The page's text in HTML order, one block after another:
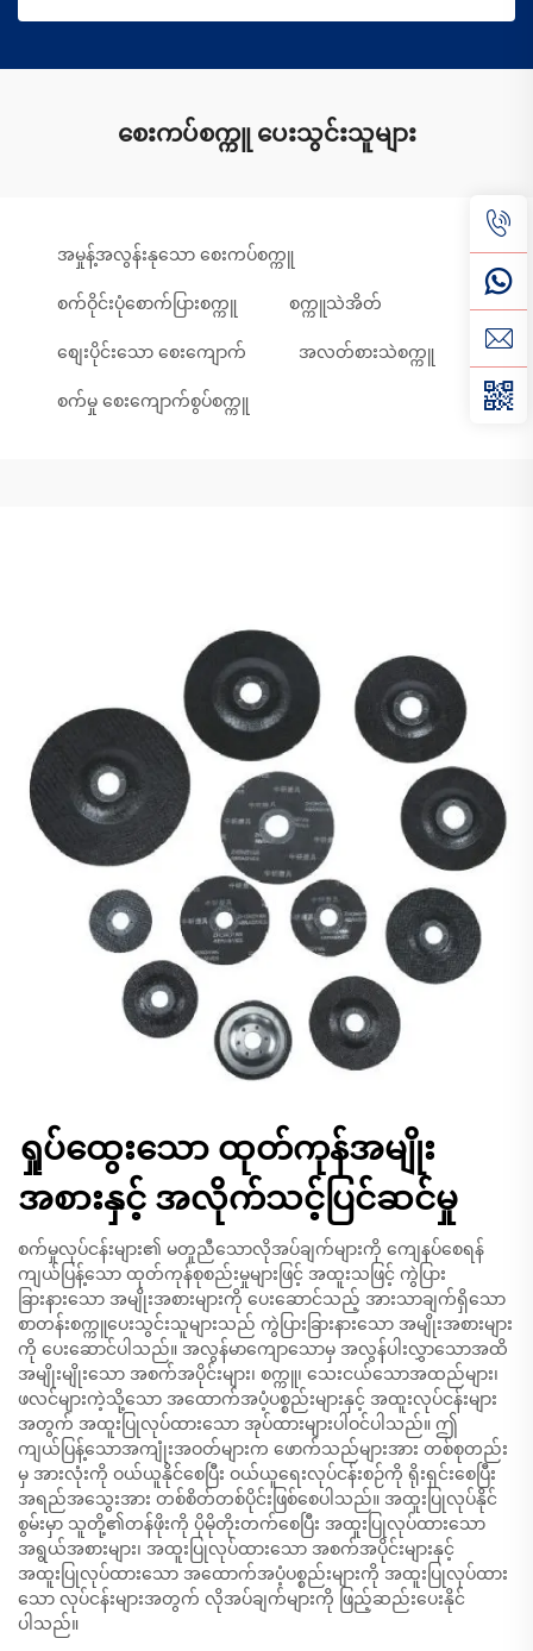
စေးကပ်စက္ကူ ပေးသွင်းသူများ
အမှုန့်အလွန်းနုသော စေးကပ်စက္ကူ
စက်ဝိုင်းပုံစောက်ပြားစက္ကူ စက္ကူသဲအိတ်
စျေးပိုင်းသော စေးကျောက် အလတ်စားသဲစက္ကူ
စက်မှု စေးကျောက်စွပ်စက္ကူ
ရှုပ်ထွေးသော ထုတ်ကုန်အမျိုး
အစားနှင့် အလိုက်သင့်ပြင်ဆင်မှု
စက်မှုလုပ်ငန်းများ၏ မတူညီသောလိုအပ်ချက်များကို ကျေနပ်စေရန်
ကျယ်ပြန့်သော ထုတ်ကုန်စုစည်းမှုများဖြင့် အထူးသဖြင့် ကွဲပြား
ခြားနားသော အမျိုးအစားများကို ပေးဆောင်သည့် အားသာချက်ရှိသော
စာတန်းစက္ကူပေးသွင်းသူများသည် ကွဲပြားခြားနားသော အမျိုးအစားများ
ကို ပေးဆောင်ပါသည်။ အလွန်မာကျောသောမှ အလွန်ပါးလွှာသောအထိ
အမျိုးမျိုးသော အစက်အပိုင်းများ၊ စက္ကူ၊ သေးငယ်သောအထည်များ၊
ဖလင်များကဲ့သို့သော အထောက်အပံ့ပစ္စည်းများနှင့် အထူးလုပ်ငန်းများ
အတွက် အထူးပြုလုပ်ထားသော အုပ်ထားများပါဝင်ပါသည်။ ဤ
ကျယ်ပြန့်သောအကျုံးအဝတ်များက ဖောက်သည်များအား တစ်စုတည်း
မှ အားလုံးကို ဝယ်ယူနိုင်စေပြီး ဝယ်ယူရေးလုပ်ငန်းစဉ်ကို ရိုးရှင်းစေပြီး
အရည်အသွေးအား တစ်စိတ်တစ်ပိုင်းဖြစ်စေပါသည်။ အထူးပြုလုပ်နိုင်
စွမ်းမှာ သူတို့၏တန်ဖိုးကို ပိုမိုတိုးတက်စေပြီး အထူးပြုလုပ်ထားသော
အရွယ်အစားများ၊ အထူးပြုလုပ်ထားသော အစက်အပိုင်းများနှင့်
အထူးပြုလုပ်ထားသော အထောက်အပံ့ပစ္စည်းများကို အထူးပြုလုပ်ထား
သော လုပ်ငန်းများအတွက် လိုအပ်ချက်များကို ဖြည့်ဆည်းပေးနိုင်
ပါသည်။